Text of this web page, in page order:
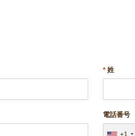
*姓
電話番号
+1